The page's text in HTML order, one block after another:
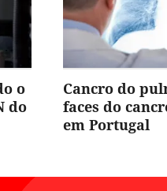
o
do
Cancro do
faces do
em Portugal